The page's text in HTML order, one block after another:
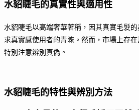
水貂睫毛的真實性與適用性
水貂睫毛以高端奢華著稱，因其真實毛髮
求真實感使用者的青睞。然而，市場上存
特別注意辨別真偽。
水貂睫毛的特性與辨別方法